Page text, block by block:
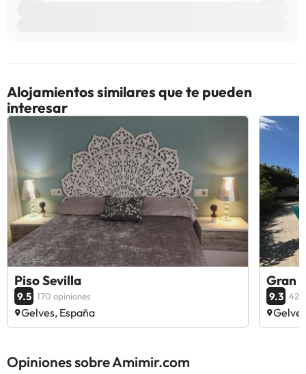
Alojamientos similares que te pueden
interesar
Piso Sevilla
9.5 170 opiniones
Gelves, España
Gran
9.3 42
Opiniones sobre Amimir.com